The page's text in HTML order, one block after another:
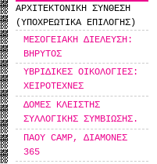
ΑΡΧΙΤΕΚΤΟΝΙΚΗ ΣΥΝΘΕΣΗ
(ΥΠΟΧΡΕΩΤΙΚΑ ΕΠΙΛΟΓΗΣ)
ΜΕΣΟΓΕΙΑΚΗ ΔΙΕΛΕΥΣΗ:
ΒΗΡΥΤΟΣ
ΥΒΡΙΔΙΚΕΣ ΟΙΚΟΛΟΓΙΕΣ:
ΧΕΙΡΟΤΕΧΝΕΣ
ΔΟΜΕΣ ΚΛΕΙΣΤΗΣ
ΣΥΛΛΟΓΙΚΗΣ ΣΥΜΒΙΩΣΗΣ.
ΠΑΟΥ CAMP, ΔΙΑΜΟΝΕΣ
365